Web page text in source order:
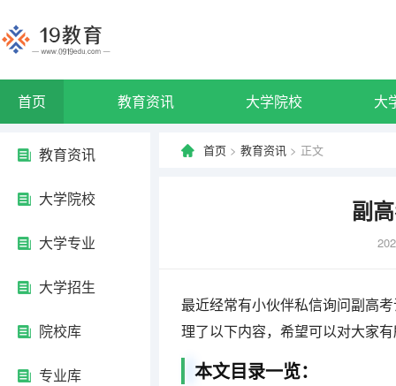
首页 教育资讯 大学院校 大
教育资讯
大学院校
大学专业
大学招生
院校库
专业库
首页 > 教育资讯 > 正文
副
最近经常有小伙伴私信询问副高
理了以下内容，希望可以对大家
本文目录一览：